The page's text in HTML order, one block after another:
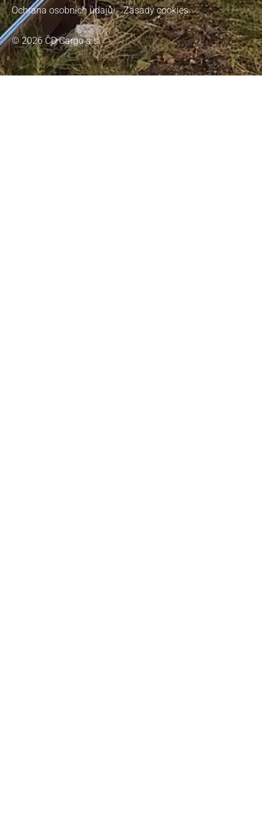
© 2026 ČD Cargo a.s.
Ochrana osobních údajů Zásady cookies